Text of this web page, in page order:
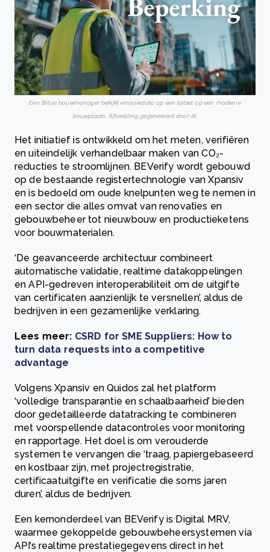
Een Britse bouwmanager bekijkt emissiedata op een tablet op een moderne
bouwplaats. Afbeelding gegenereerd door AI.
Het initiatief is ontwikkeld om het meten, verifiëren
en uiteindelijk verhandelbaar maken van CO₂-
reducties te stroomlijnen. BEVerify wordt gebouwd
op de bestaande registertechnologie van Xpansiv
en is bedoeld om oude knelpunten weg te nemen in
een sector die alles omvat van renovaties en
gebouwbeheer tot nieuwbouw en productieketens
voor bouwmaterialen.
‘De geavanceerde architectuur combineert
automatische validatie, realtime datakoppelingen
en API-gedreven interoperabiliteit om de uitgifte
van certificaten aanzienlijk te versnellen’, aldus de
bedrijven in een gezamenlijke verklaring.
Lees meer: CSRD for SME Suppliers: How to
turn data requests into a competitive
advantage
Volgens Xpansiv en Quidos zal het platform
‘volledige transparantie en schaalbaarheid’ bieden
door gedetailleerde datatracking te combineren
met voorspellende datacontroles voor monitoring
en rapportage. Het doel is om verouderde
systemen te vervangen die ‘traag, papiergebaseerd
en kostbaar zijn, met projectregistratie,
certificaatuitgifte en verificatie die soms jaren
duren’, aldus de bedrijven.
Een kernonderdeel van BEVerify is Digital MRV,
waarmee gekoppelde gebouwbeheersystemen via
API’s realtime prestatiegegevens direct in het